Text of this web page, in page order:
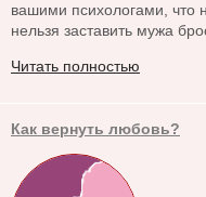
вашими психологами, что
нельзя заставить мужа
Читать полностью
Как вернуть любовь?